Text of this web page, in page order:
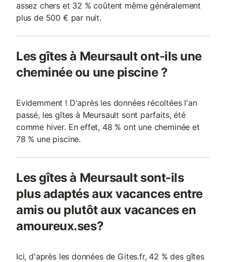
assez chers et 32 % coûtent même généralement
plus de 500 € par nuit.
Les gîtes à Meursault ont-ils une
cheminée ou une piscine ?
Evidemment ! D'après les données récoltées l'an
passé, les gîtes à Meursault sont parfaits, été
comme hiver. En effet, 48 % ont une cheminée et
78 % une piscine.
Les gîtes à Meursault sont-ils
plus adaptés aux vacances entre
amis ou plutôt aux vacances en
amoureux.ses?
Ici, d'après les données de Gites.fr, 42 % des gîtes